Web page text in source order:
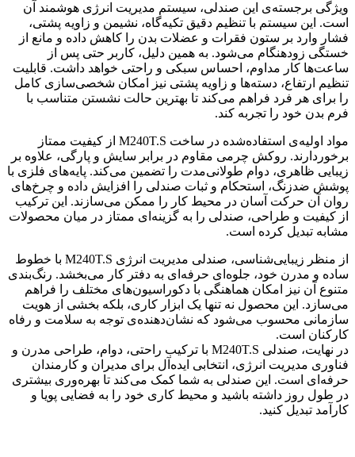
ویژگی برجسته‌ی این صندلی، سیستم مدیریت انرژی هوشمند آن
است. این سیستم با تنظیم دقیق تکیه‌گاه، نشیمن و زاویه پشتی،
فشار وارد بر ستون فقرات و عضلات بدن را کاهش داده و مانع از
خستگی زودهنگام می‌شود. به همین دلیل، کاربر حتی پس از
ساعت‌ها کار مداوم، احساس سبکی و راحتی خواهد داشت. قابلیت
تنظیم ارتفاع، دسته‌ها و زاویه پشتی نیز امکان شخصی‌سازی کامل
را برای هر فرد فراهم می‌کند تا بهترین حالت نشستن متناسب با
فرم بدن خود را تجربه کند.
مواد اولیه‌ی استفاده‌شده در ساخت M240T.S از کیفیت ممتاز
برخوردارند. روکش چرمی مقاوم در برابر سایش و پارگی، علاوه بر
زیبایی ظاهری، دوام طولانی‌مدت را تضمین می‌کند. پایه‌های فلزی با
پوشش ضدزنگ، استحکام و ثبات صندلی را افزایش داده و چرخ‌های
روان آن حرکت آسان در محیط کار را ممکن می‌سازند. این ترکیب
از کیفیت و طراحی، صندلی را به گزینه‌ای ممتاز در میان محصولات
مشابه تبدیل کرده است.
از منظر زیبایی‌شناسی، صندلی مدیریت انرژی M240T.S با خطوط
ساده و مدرن خود، جلوه‌ای حرفه‌ای به دفتر کار می‌بخشد. رنگ‌بندی
متنوع آن نیز امکان هماهنگی با دکوراسیون‌های مختلف را فراهم
می‌سازد. این محصول نه تنها یک ابزار کاری، بلکه بخشی از هویت
سازمانی محسوب می‌شود که نشان‌دهنده‌ی توجه به سلامت و رفاه
کارکنان است.
در نهایت، صندلی M240T.S با ترکیب راحتی، دوام، طراحی مدرن و
فناوری مدیریت انرژی، انتخابی ایده‌آل برای مدیران و کارمندان
حرفه‌ای است. این صندلی به شما کمک می‌کند تا بهره‌وری بیشتری
در طول روز داشته باشید و محیط کاری خود را به فضایی پویا و
کارآمد تبدیل کنید.